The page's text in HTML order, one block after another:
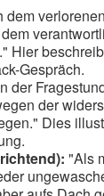
dem
Hier
Gespräch.
der
der
Dies
"Als